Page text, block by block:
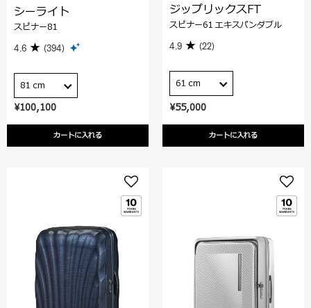
¥100,100
カートに入れる
シーライト
スピナー81
4.6 (394)
81 cm
¥55,000
カートに入れる
ジップリックスFT
スピナー61 エキスパンダブル
4.9 (22)
61 cm